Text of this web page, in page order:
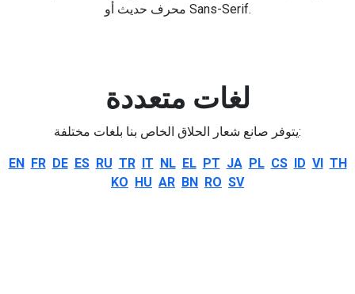
محرف حديث أو Sans-Serif.
لغات متعددة
يتوفر صانع شعار الحلاق الخاص بنا بلغات مختلفة:
EN FR DE ES RU TR IT NL EL PT JA PL CS ID VI TH
KO HU AR BN RO SV